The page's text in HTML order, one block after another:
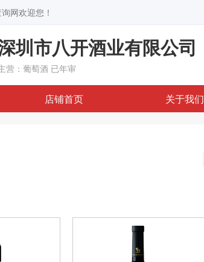
网欢迎您！
圳市八开酒业有限公司
营：葡萄酒 已年审
店铺首页 关于我们